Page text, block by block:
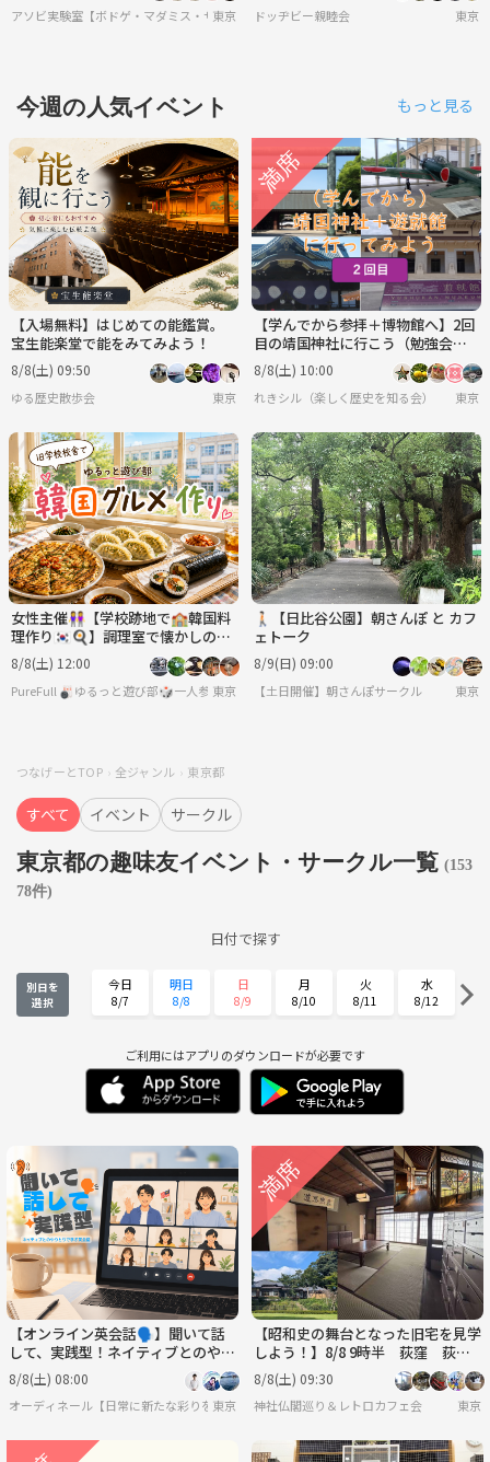
アソビ実験室【ボドゲ・マダミス・サバゲー】
東京 ドッヂビー親睦会 東京
今週の人気イベント もっと見る
【入場無料】はじめての能鑑賞。
宝生能楽堂で能をみてみよう！
8/8(土) 09:50
ゆる歴史散歩会 東京
【学んでから参拝＋博物館へ】2回
目の靖国神社に行こう（勉強会＋
史料館見学）
8/8(土) 10:00
れきシル（楽しく歴史を知る会） 東京
女性主催👭【学校跡地で🏫韓国料
理作り🇰🇷🍳】調理室で懐かしの学
生気分🏫.*
8/8(土) 12:00
PureFull 🎳ゆるっと遊び部🎲一人参加でも気軽に気楽に🐥
東京
🚶🏻【日比谷公園】朝さんぽ と カフ
ェトーク
8/9(日) 09:00
【土日開催】朝さんぽサークル 東京
つなげーとTOP 全ジャンル 東京都
すべて イベント サークル
東京都の趣味友イベント・サークル一覧 (153
78件)
日付で探す
別日を
選択
今日
8/7
明日
8/8
日
8/9
月
8/10
火
8/11
水
8/12
8/13 8/14 8/15 8/16 8/17
水
8/19
木
8/20
土
8/22
日
8/23
8/25 8/26 8/27 8/29 8/30
月
8/31
火
9/1
水
9/2
木
9/3
金
9/4
土
9/5
ご利用にはアプリのダウンロードが必要です
【オンライン英会話🗣️】聞いて話
して、実践型！ネイティブとのやり
とりで学ぶ英会話🌿
8/8(土) 08:00
オーディネール【日常に新たな彩りを/20代後半〜30代中心(40代少々)の集い】
東京
【昭和史の舞台となった旧宅を見学
しよう！】8/8 9時半 荻窪 荻外
荘 【常連の方参加費還元】
8/8(土) 09:30
神社仏閣巡り＆レトロカフェ会 東京